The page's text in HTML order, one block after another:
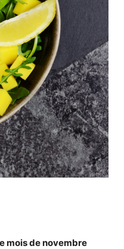
mois de novembre